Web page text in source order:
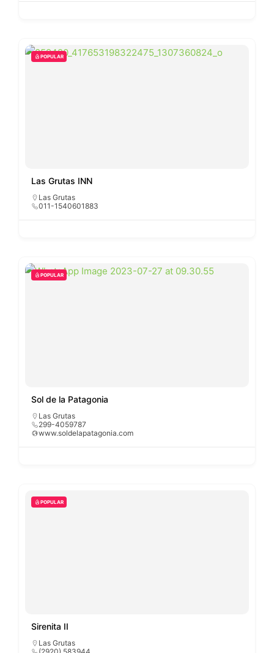
POPULAR
Las Grutas INN
Las Grutas
011-1540601883
POPULAR
Sol de la Patagonia
Las Grutas
299-4059787
www.soldelapatagonia.com
POPULAR
Sirenita II
Las Grutas